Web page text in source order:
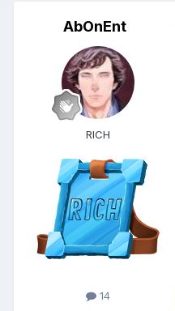
AbOnEnt
RICH
14